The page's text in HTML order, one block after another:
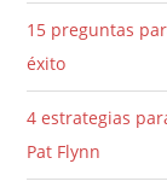
15 preguntas
éxito
4 estrategias
Pat Flynn